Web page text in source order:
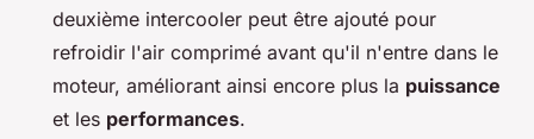
deuxième intercooler peut être ajouté pour
refroidir l'air comprimé avant qu'il n'entre dans le
moteur, améliorant ainsi encore plus la puissance
et les performances.